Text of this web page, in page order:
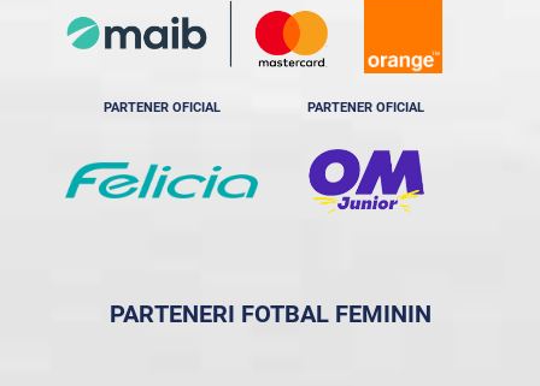
PARTENER OFICIAL PARTENER OFICIAL
PARTENERI FOTBAL FEMININ